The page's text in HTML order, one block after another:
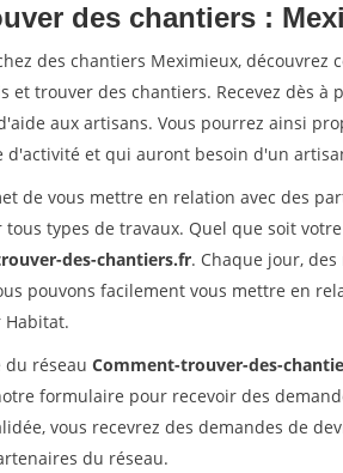
des chantiers :
des chantiers Meximieux, découvrez
et trouver des chantiers. Recevez dès à
aux artisans. Vous pourrez ainsi
d'activité et qui auront besoin d'un
de vous mettre en relation avec des
types de travaux. Quel que soit
des-chantiers.fr. Chaque jour,
pouvons facilement vous mettre en
du réseau Comment-trouver-des-
formulaire pour recevoir des
vous recevrez des demandes de
du réseau.